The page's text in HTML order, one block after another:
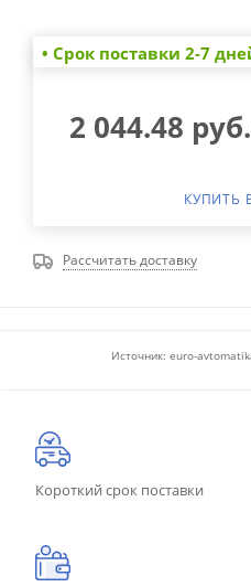
• Cрок поставки 2-7
2 044.48 руб.
КУПИТЬ
Рассчитать доставку
Источник: euro-
Короткий срок поставки